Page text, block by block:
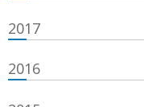
2017
2016